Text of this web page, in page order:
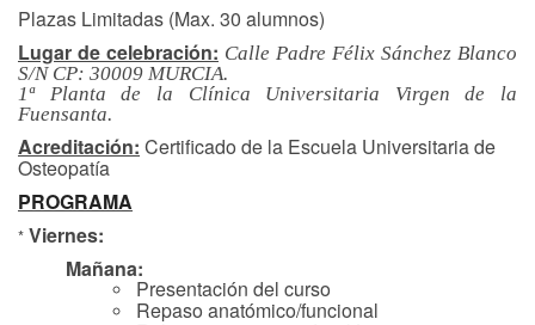
Plazas Limitadas (Max. 30 alumnos)
Lugar de celebración: Calle Padre Félix Sánchez Blanco
S/N CP: 30009 MURCIA.
1ª Planta de la Clínica Universitaria Virgen de la
Fuensanta.
Acreditación: Certificado de la Escuela Universitaria de
Osteopatía
PROGRAMA
* Viernes:
Mañana:
Presentación del curso
Repaso anatómico/funcional